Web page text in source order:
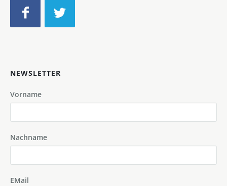
NEWSLETTER
Vorname
Nachname
EMail